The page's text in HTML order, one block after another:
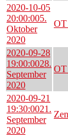
2020-10-05
20:00:005.
Oktober
2020
OT
2020-09-28
19:00:0028.
September
2020
OT
2020-09-21
19:30:0021.
September
2020